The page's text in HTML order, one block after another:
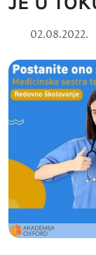
02.08.2022.